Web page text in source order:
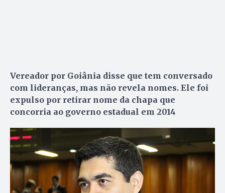
Vereador por Goiânia disse que tem conversado
com lideranças, mas não revela nomes. Ele foi
expulso por retirar nome da chapa que
concorria ao governo estadual em 2014